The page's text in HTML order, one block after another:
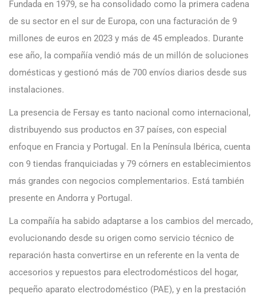
Fundada en 1979, se ha consolidado como la primera cadena
de su sector en el sur de Europa, con una facturación de 9
millones de euros en 2023 y más de 45 empleados. Durante
ese año, la compañía vendió más de un millón de soluciones
domésticas y gestionó más de 700 envíos diarios desde sus
instalaciones.
La presencia de Fersay es tanto nacional como internacional,
distribuyendo sus productos en 37 países, con especial
enfoque en Francia y Portugal. En la Península Ibérica, cuenta
con 9 tiendas franquiciadas y 79 córners en establecimientos
más grandes con negocios complementarios. Está también
presente en Andorra y Portugal.
La compañía ha sabido adaptarse a los cambios del mercado,
evolucionando desde su origen como servicio técnico de
reparación hasta convertirse en un referente en la venta de
accesorios y repuestos para electrodomésticos del hogar,
pequeño aparato electrodoméstico (PAE), y en la prestación